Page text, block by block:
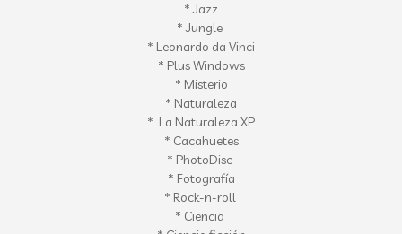
* Jazz
*Jungle
* Leonardo da Vinci
* Plus Windows
* Misterio
* Naturaleza
* La Naturaleza XP
* Cacahuetes
* PhotoDisc
* Fotografía
* Rock-n-roll
* Ciencia